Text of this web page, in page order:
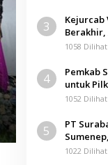
3
Kejurcab
Kejurwil
1058 Dilihat
4
Pemkab
untuk
1052 Dilihat
5
PT
1022 Dilihat